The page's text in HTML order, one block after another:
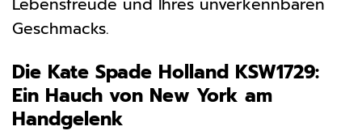
Geschmacks.
Die Kate Spade Holland KSW1729:
Ein Hauch von New York am
Handgelenk